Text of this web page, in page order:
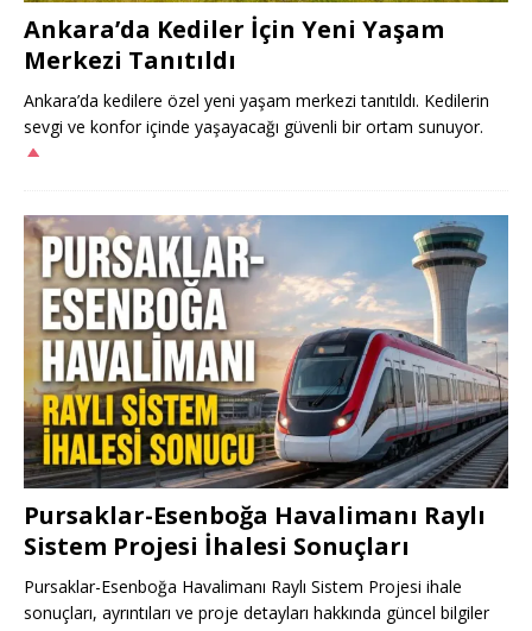
Ankara’da Kediler İçin Yeni Yaşam
Merkezi Tanıtıldı
Ankara’da kedilere özel yeni yaşam merkezi tanıtıldı. Kedilerin
sevgi ve konfor içinde yaşayacağı güvenli bir ortam sunuyor.
Pursaklar-Esenboğa Havalimanı Raylı
Sistem Projesi İhalesi Sonuçları
Pursaklar-Esenboğa Havalimanı Raylı Sistem Projesi ihale
sonuçları, ayrıntıları ve proje detayları hakkında güncel bilgiler